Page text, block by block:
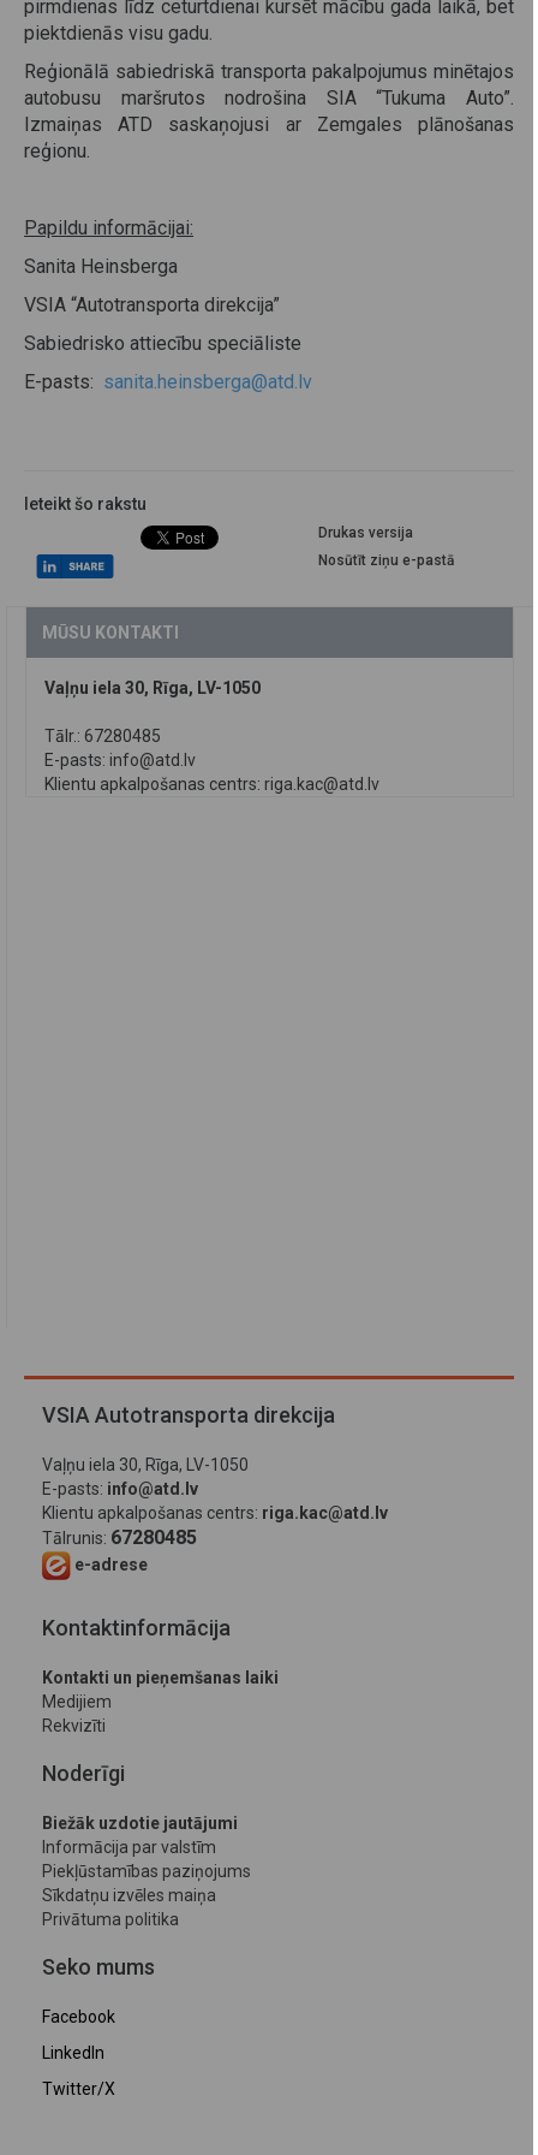
pirmdienas līdz ceturtdienai kursēt mācību gada laikā, bet
piektdienās visu gadu.
Reģionālā sabiedriskā transporta pakalpojumus minētajos
autobusu maršrutos nodrošina SIA “Tukuma Auto”.
Izmaiņas ATD saskaņojusi ar Zemgales plānošanas
reģionu.
Papildu informācijai:
Sanita Heinsberga
VSIA “Autotransporta direkcija”
Sabiedrisko attiecību speciāliste
E-pasts: sanita.heinsberga@atd.lv
Ieteikt šo rakstu
Drukas versija
Nosūtīt ziņu e-pastā
MŪSU KONTAKTI
Vaļņu iela 30, Rīga, LV-1050
Tālr.: 67280485
E-pasts: info@atd.lv
Klientu apkalpošanas centrs: riga.kac@atd.lv
VSIA Autotransporta direkcija
Vaļņu iela 30, Rīga, LV-1050
E-pasts: info@atd.lv
Klientu apkalpošanas centrs: riga.kac@atd.lv
Tālrunis: 67280485
e-adrese
Kontaktinformācija
Kontakti un pieņemšanas laiki
Medijiem
Rekvizīti
Noderīgi
Biežāk uzdotie jautājumi
Informācija par valstīm
Piekļūstamības paziņojums
Sīkdatņu izvēles maiņa
Privātuma politika
Seko mums
Facebook
LinkedIn
Twitter/X